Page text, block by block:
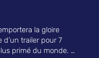
la gloire
d’un trailer pour 7
primé du monde. 📦